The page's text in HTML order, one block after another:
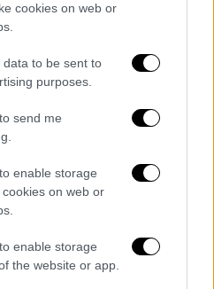
cookies on web or
to be sent to
purposes.
send me
enable storage
on web or
enable storage
the website or app.
τουOPEN TV
με
ευρήματα
της κοινής
πολλές
- Οι εκβιασμοί, οι
και τα προσωνύμια «πίτμπουλ»